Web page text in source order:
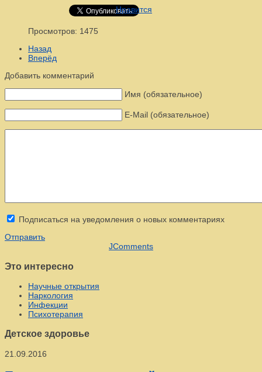
Нравится
Просмотров: 1475
Назад
Вперёд
Добавить комментарий
Имя (обязательное)
E-Mail (обязательное)
Подписаться на уведомления о новых комментариях
Отправить
JComments
Это интересно
Научные открытия
Наркология
Инфекции
Психотерапия
Детское здоровье
21.09.2016